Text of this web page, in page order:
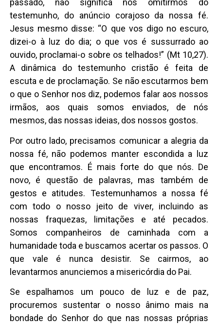
passado, não significa nos omitirmos do
testemunho, do anúncio corajoso da nossa fé.
Jesus mesmo disse: “O que vos digo no escuro,
dizei-o à luz do dia; o que vos é sussurrado ao
ouvido, proclamai-o sobre os telhados!” (Mt 10,27).
A dinâmica do testemunho cristão é feita de
escuta e de proclamação. Se não escutarmos bem
o que o Senhor nos diz, podemos falar aos nossos
irmãos, aos quais somos enviados, de nós
mesmos, das nossas ideias, dos nossos gostos.
Por outro lado, precisamos comunicar a alegria da
nossa fé, não podemos manter escondida a luz
que encontramos. É mais forte do que nós. De
novo, é questão de palavras, mas também de
gestos e atitudes. Testemunhamos a nossa fé
com todo o nosso jeito de viver, incluindo as
nossas fraquezas, limitações e até pecados.
Somos companheiros de caminhada com a
humanidade toda e buscamos acertar os passos. O
que vale é nunca desistir. Se cairmos, ao
levantarmos anunciemos a misericórdia do Pai.
Se espalhamos um pouco de luz e de paz,
procuremos sustentar o nosso ânimo mais na
bondade do Senhor do que nas nossas próprias